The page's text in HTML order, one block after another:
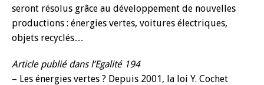
seront résolus grâce au développement de nouvelles
productions : énergies vertes, voitures électriques,
objets recyclés…
Article publié dans l’Egalité 194
– Les énergies vertes ? Depuis 2001, la loi Y. Cochet